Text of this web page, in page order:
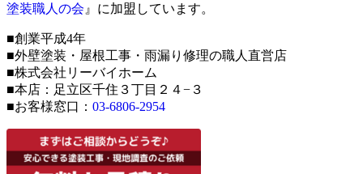
塗装職人の会 』に加盟しています。
■創業平成4年
■外壁塗装・屋根工事・雨漏り修理の職人直営店
■株式会社リーバイホーム
■本店：足立区千住３丁目２４−３
■お客様窓口： 03-6806-2954